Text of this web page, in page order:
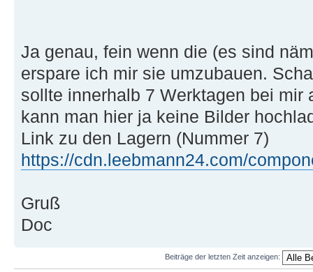
Ja genau, fein wenn die (es sind
erspare ich mir sie umzubauen.
sollte innerhalb 7 Werktagen bei mir
kann man hier ja keine Bilder
Link zu den Lagern (Nummer 7)
https://cdn.leebmann24.com/
Gruß
Doc
Beiträge der letzten Zeit anzeigen: